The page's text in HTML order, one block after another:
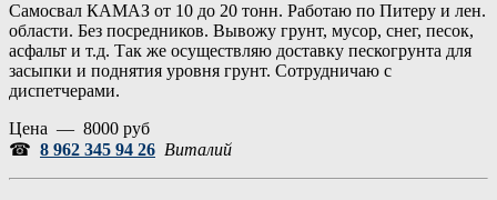
Самосвал КАМАЗ от 10 до 20 тонн. Работаю по Питеру и лен.
области. Без посредников. Вывожу грунт, мусор, снег, песок,
асфальт и т.д. Так же осуществляю доставку пескогрунта для
засыпки и поднятия уровня грунт. Сотрудничаю с
диспетчерами.
Цена — 8000 руб
☎ 8 962 345 94 26 Виталий